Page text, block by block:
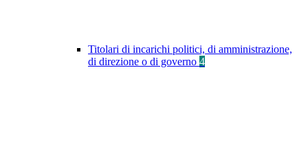
Titolari di incarichi politici, di amministrazione,
di direzione o di governo 4